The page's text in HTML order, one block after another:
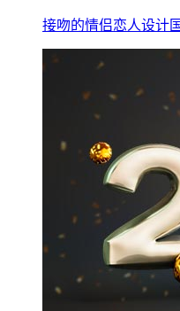
接吻的情侣恋人设计